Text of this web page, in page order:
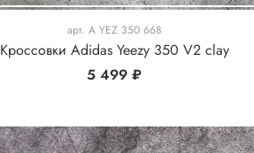
арт. A YEZ 350 668
Кроссовки Adidas Yeezy 350 V2 clay
5 499 ₽